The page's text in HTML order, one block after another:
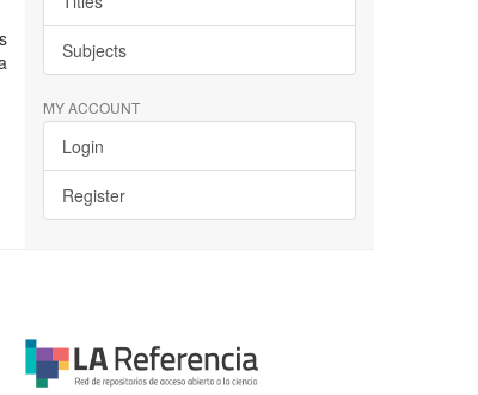
Subjects
MY ACCOUNT
Login
Register